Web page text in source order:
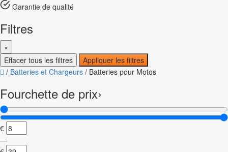
Garantie de qualité
Filtres
×
Effacer tous les filtres
Appliquer les filtres
/ Batteries et Chargeurs / Batteries pour Motos
Fourchette de prix›
€
—